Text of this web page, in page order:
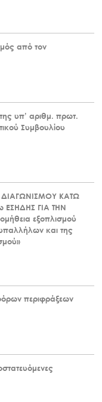
από τον
υπ’ αριθμ. πρωτ.
Συμβουλίου
ΚΑΤΩ
ΕΣΗΔΗΣ ΓΙΑ ΤΗΝ
εξοπλισμού
και της
περιφράξεων